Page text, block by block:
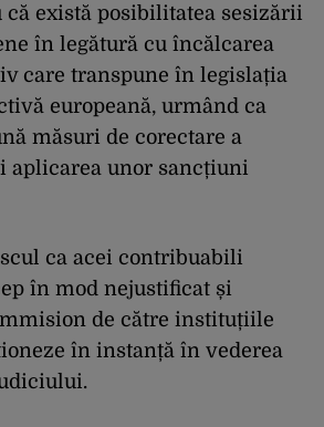
că există posibilitatea sesizării
în legătură cu încălcarea
care transpune în legislația
europeană, urmând ca
măsuri de corectare a
aplicarea unor sancțiuni
ca acei contribuabili
în mod nejustificat și
de către instituțiile
în instanță în vederea